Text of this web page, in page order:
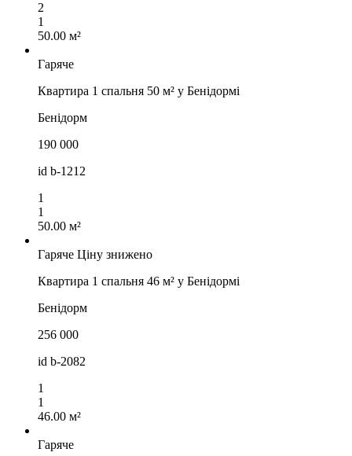
2
1
50.00 м²
Гаряче
Квартира 1 спальня 50 м² у Бенідормі
Бенідорм
190 000
id b-1212
1
1
50.00 м²
Гаряче Ціну знижено
Квартира 1 спальня 46 м² у Бенідормі
Бенідорм
256 000
id b-2082
1
1
46.00 м²
Гаряче